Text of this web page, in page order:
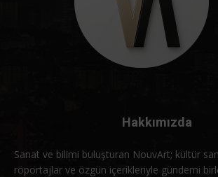
Hakkımızda
Sanat ve bilimi buluşturan NouvArt; kültür
röportajlar ve özgün içerikleriyle gündemi